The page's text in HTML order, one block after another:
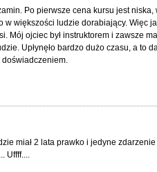
Po pierwsze cena kursu jest
w większości ludzie dorabiający. Więc
Mój ojciec był instruktorem i zawsze
Upłynęło bardzo dużo czasu, a to
miał 2 lata prawko i jedyne
Uffff....